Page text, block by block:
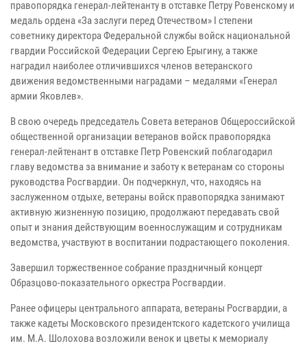
правопорядка генерал-лейтенанту в отставке Петру Ровенскому и
медаль ордена «За заслуги перед Отечеством» I степени
советнику директора Федеральной службы войск национальной
гвардии Российской Федерации Сергею Ерыгину, а также
наградил наиболее отличившихся членов ветеранского
движения ведомственными наградами – медалями «Генерал
армии Яковлев».
В свою очередь председатель Совета ветеранов Общероссийской
общественной организации ветеранов войск правопорядка
генерал-лейтенант в отставке Петр Ровенский поблагодарил
главу ведомства за внимание и заботу к ветеранам со стороны
руководства Росгвардии. Он подчеркнул, что, находясь на
заслуженном отдыхе, ветераны войск правопорядка занимают
активную жизненную позицию, продолжают передавать свой
опыт и знания действующим военнослужащим и сотрудникам
ведомства, участвуют в воспитании подрастающего поколения.
Завершил торжественное собрание праздничный концерт
Образцово-показательного оркестра Росгвардии.
Ранее офицеры центрального аппарата, ветераны Росгвардии, а
также кадеты Московского президентского кадетского училища
им. М.А. Шолохова возложили венок и цветы к мемориалу